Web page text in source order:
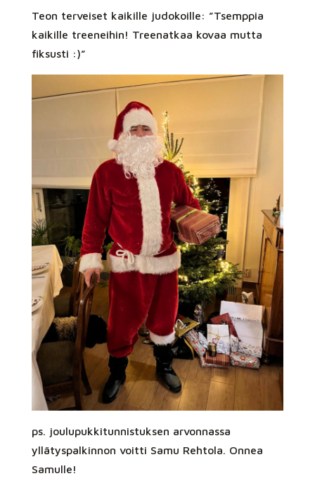
Teon terveiset kaikille judokoille: ”Tsemppia
kaikille treeneihin! Treenatkaa kovaa mutta
fiksusti :)”
ps. joulupukkitunnistuksen arvonnassa
yllätyspalkinnon voitti Samu Rehtola. Onnea
Samulle!